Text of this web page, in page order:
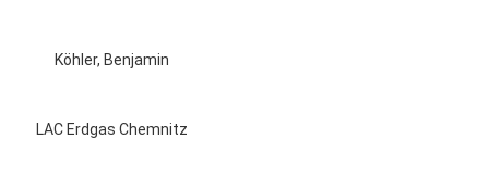
Köhler, Benjamin
LAC Erdgas Chemnitz